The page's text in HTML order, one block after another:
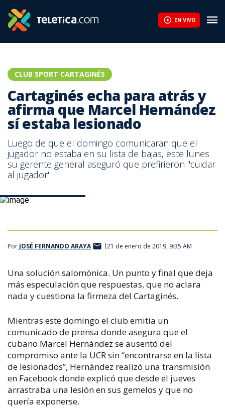
EN VIVO
CLUB SPORT CARTAGINÉS
Cartaginés echa para atrás y
afirma que Marcel Hernández
sí estaba lesionado
Luego de que el domingo comunicaran que el
jugador no estaba en su lista de bajas, este lunes
su gerente general aseguró que prefirieron "cuidar
al jugador"
Por JOSÉ FERNANDO ARAYA 21 de enero de 2019, 9:35 AM
Una solución salomónica. Un punto y final que deja
más especulación que respuestas, que no aclara
nada y cuestiona la firmeza del Cartaginés.
Mientras este domingo el club emitía un
comunicado de prensa donde asegura que el
cubano Marcel Hernández se ausentó del
compromiso ante la UCR sin “encontrarse en la lista
de lesionados”, Hernández realizó una transmisión
en Facebook donde explicó que desde el jueves
arrastraba una lesión en sus gemelos y que no
quería exponerse.